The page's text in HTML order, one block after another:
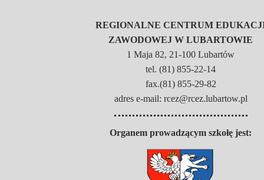
REGIONALNE CENTRUM
ZAWODOWEJ W LUBARTOWIE
1 Maja 82, 21-100 Lubartów
tel. (81) 855-22-14
fax.(81) 855-29-82
adres e-mail: rcez@rcez.lubartow.pl
Organem prowadzącym szkołę jest: